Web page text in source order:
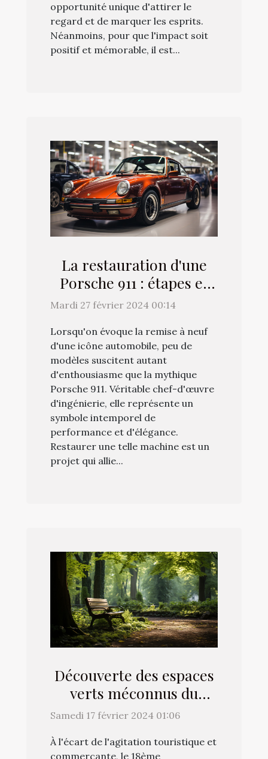
opportunité unique d'attirer le
regard et de marquer les esprits.
Néanmoins, pour que l'impact soit
positif et mémorable, il est...
La restauration d'une
Porsche 911 : étapes et
considérations clés
Mardi 27 février 2024 00:14
Lorsqu'on évoque la remise à neuf
d'une icône automobile, peu de
modèles suscitent autant
d'enthousiasme que la mythique
Porsche 911. Véritable chef-d'œuvre
d'ingénierie, elle représente un
symbole intemporel de
performance et d'élégance.
Restaurer une telle machine est un
projet qui allie...
Découverte des espaces
verts méconnus du
18ème arrondissement
Samedi 17 février 2024 01:06
À l'écart de l'agitation touristique et
commerçante, le 18ème